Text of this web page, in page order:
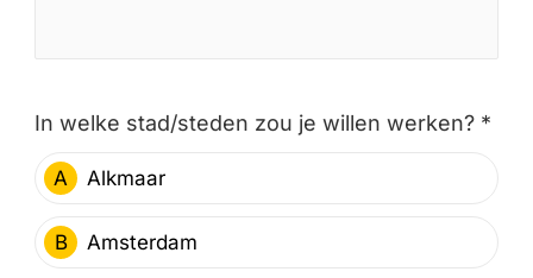
In welke stad/steden zou je willen werken? *
A Alkmaar
B Amsterdam